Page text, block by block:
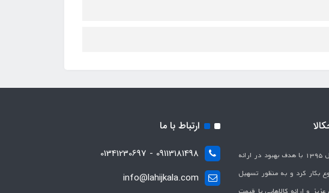
مجموعه کانسپت از سال 1395 با هدف بهبود در ارائه
بکار کرد و به منظور تسهیل
ارتباط با ما
09113181498 - 01341230697
info@lahijkala.com